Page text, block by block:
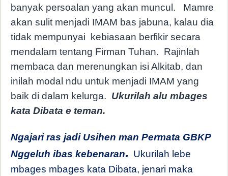
banyak persoalan yang akan muncul.
Mamre
akan sulit menjadi IMAM bas jabuna, kalau dia
tidak mempunyai
kebiasaan berfikir secara
mendalam tentang Firman Tuhan. Rajinlah
membaca dan merenungkan isi Alkitab, dan
inilah modal ndu untuk menjadi IMAM yang
baik di dalam kelurga. Ukurilah alu mbages
kata Dibata e teman.
Ngajari ras jadi Usihen man Permata GBKP
Nggeluh ibas kebenaran. Ukurilah lebe
mbages mbages kata Dibata, jenari maka